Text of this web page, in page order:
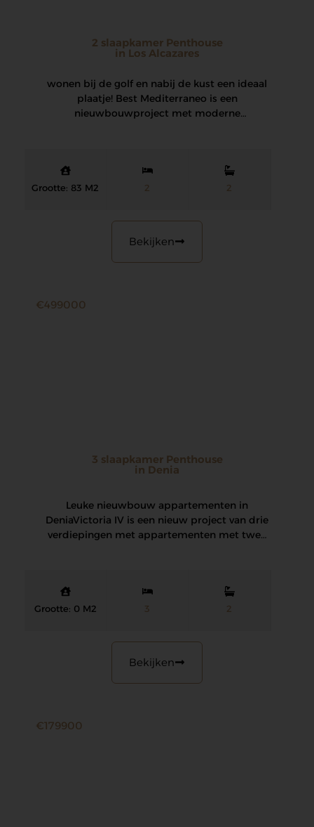
2 slaapkamer Penthouse
in Los Alcazares
wonen bij de golf en nabij de kust een ideaal
plaatje! Best Mediterraneo is een
nieuwbouwproject met moderne
Grootte: 83 M2 2 2
Bekijken
€499000
3 slaapkamer Penthouse
in Denia
Leuke nieuwbouw appartementen in
Denia Victoria IV is een nieuw project van drie
verdiepingen met appartementen met twee
Grootte: 0 M2 3 2
Bekijken
€179900